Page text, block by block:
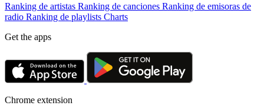
Ranking de artistas Ranking de canciones Ranking de emisoras de
radio Ranking de playlists Charts
Get the apps
Chrome extension